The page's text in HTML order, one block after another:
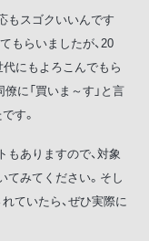
もスゴクいいんです
もらいましたが、20
にもよろこんでもら
に「買いま～す」と言
す。
ありますので、対象
みてください。そし
ていたら、ぜひ実際に